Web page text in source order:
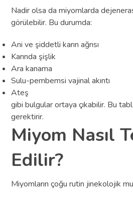
Nadir olsa da miyomlarda
görülebilir. Bu durumda:
Ani ve şiddetli karın ağrısı
Karında şişlik
Ara kanama
Sulu-pembemsi vajinal akıntı
Ateş
gibi bulgular ortaya çıkabilir. Bu
gerektirir.
Miyom Nasıl
Edilir?
Miyomların çoğu rutin jinekolojik